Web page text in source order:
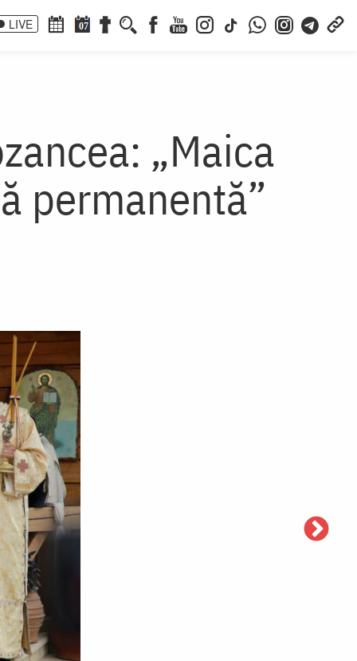
LIVE 07
„Maica
permanentă”